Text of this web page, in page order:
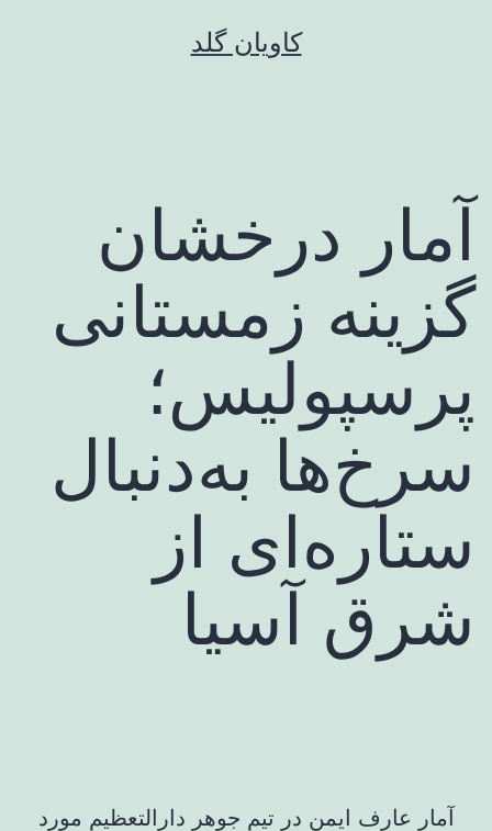
کاویان گلد
آمار درخشان
گزینه زمستانی
پرسپولیس؛
سرخ‌ها به‌دنبال
ستاره‌ای از
شرق آسیا
آمار عارف ایمن در تیم جوهر دارالتعظیم مورد